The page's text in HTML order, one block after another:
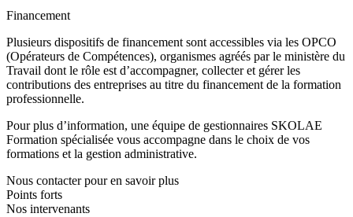
Financement
Plusieurs dispositifs de financement sont accessibles via les OPCO
(Opérateurs de Compétences), organismes agréés par le ministère du
Travail dont le rôle est d’accompagner, collecter et gérer les
contributions des entreprises au titre du financement de la formation
professionnelle.
Pour plus d’information, une équipe de gestionnaires SKOLAE
Formation spécialisée vous accompagne dans le choix de vos
formations et la gestion administrative.
Nous contacter pour en savoir plus
Points forts
Nos intervenants